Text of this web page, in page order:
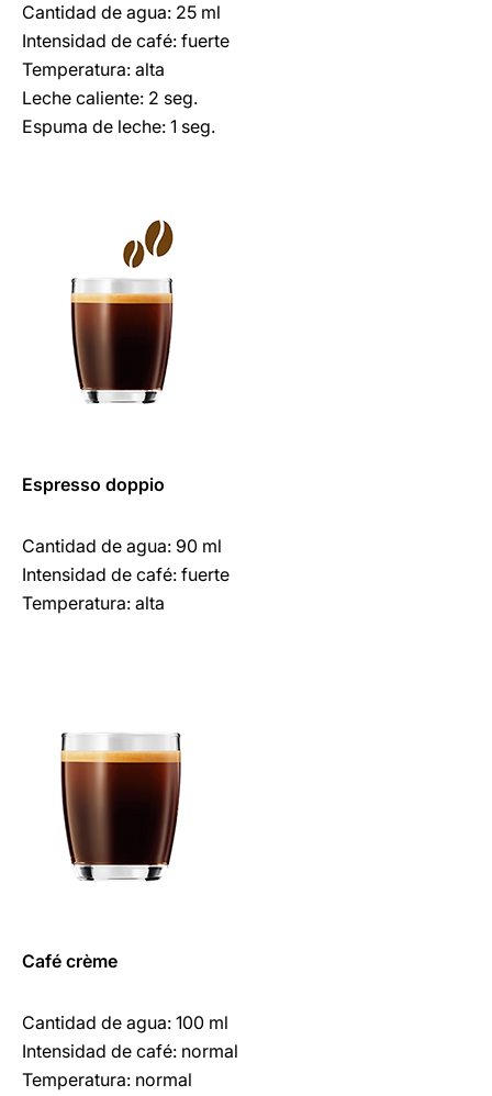
Cantidad de agua: 25 ml
Intensidad de café: fuerte
Temperatura: alta
Leche caliente: 2 seg.
Espuma de leche: 1 seg.
Espresso doppio
Cantidad de agua: 90 ml
Intensidad de café: fuerte
Temperatura: alta
Café crème
Cantidad de agua: 100 ml
Intensidad de café: normal
Temperatura: normal